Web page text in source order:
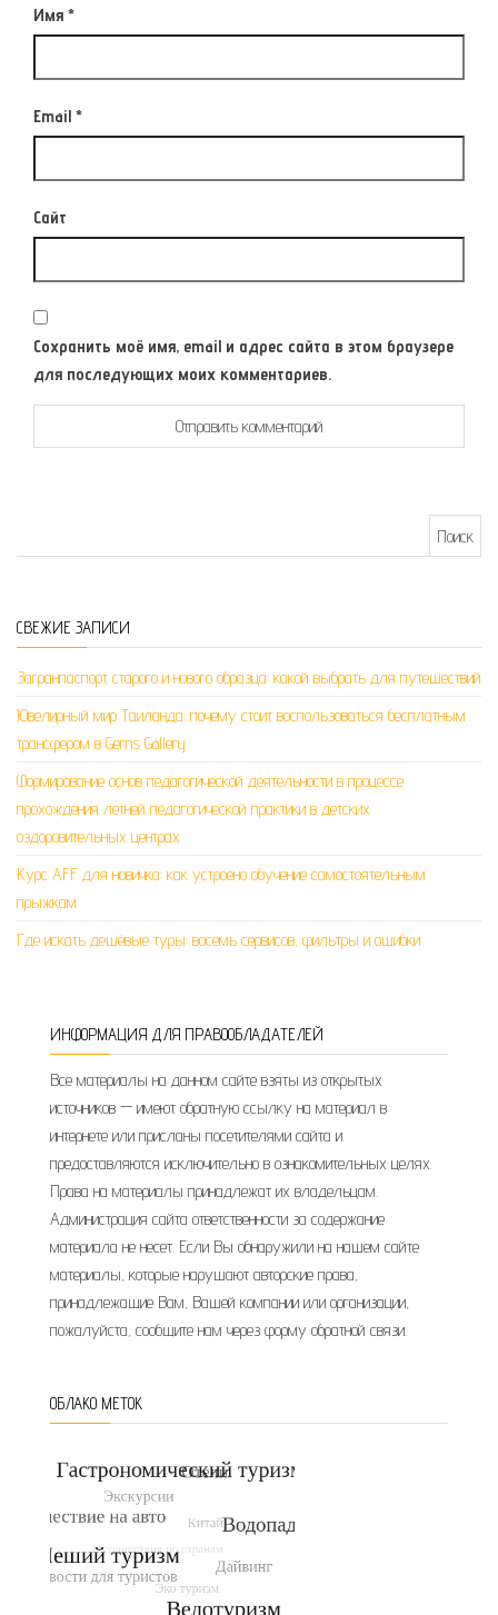
Имя *
Email *
Сайт
Сохранить моё имя, email и адрес сайта в этом браузере
для последующих моих комментариев.
СВЕЖИЕ ЗАПИСИ
Загранпаспорт старого и нового образца: какой выбрать для путешествий
Ювелирный мир Таиланда: почему стоит воспользоваться бесплатным
трансфером в Gems Gallery
Формирование основ педагогической деятельности в процессе
прохождения летней педагогической практики в детских
оздоровительных центрах
Курс AFF для новичка: как устроено обучение самостоятельным
прыжкам
Где искать дешёвые туры: восемь сервисов, фильтры и ошибки
ИНФОРМАЦИЯ ДЛЯ ПРАВООБЛАДАТЕЛЕЙ
Все материалы на данном сайте взяты из открытых
источников — имеют обратную ссылку на материал в
интернете или присланы посетителями сайта и
предоставляются исключительно в ознакомительных целях.
Права на материалы принадлежат их владельцам.
Администрация сайта ответственности за содержание
материала не несет. Если Вы обнаружили на нашем сайте
материалы, которые нарушают авторские права,
принадлежащие Вам, Вашей компании или организации,
пожалуйста, сообщите нам через форму обратной связи.
ОБЛАКО МЕТОК